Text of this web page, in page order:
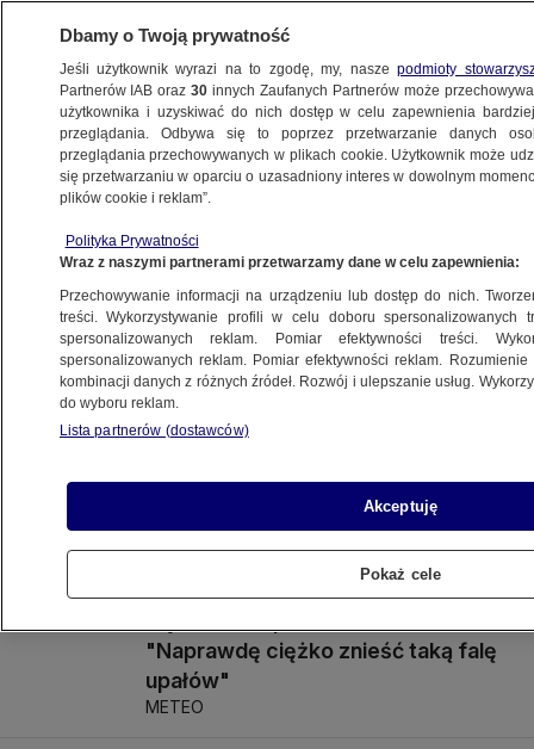
LATO
Lato przez pół roku? To nieodległa
perspektywa
METEO
Kolejki do aquaparków, poszukiwania
cienia. Upał opanował Czechy
METEO
Od kwietnia życie w wodzie straciło
ponad 150
METEO
"Naprawdę ciężko znieść taką falę
upałów"
METEO
Dbamy o Twoją prywatność
Jeśli użytkownik wyrazi na to zgodę, my, naszepodmioty
Partnerów IAB oraz30 innych Zaufanych Partnerów może
użytkownika i uzyskiwać do nich dostęp w celu zapewnienia
przeglądania. Odbywa się to poprzez przetwarzanie danych
przeglądania przechowywanych w plikach cookie. Użytkownik może
się przetwarzaniu w oparciu o uzasadniony interes w dowolnym
plików cookie i reklam”.
Polityka Prywatności
Wraz z naszymi partnerami przetwarzamy dane w celu zapewnienia:
Przechowywanie informacji na urządzeniu lub dostęp do nich.
treści. Wykorzystywanie profili w celu doboru spersonalizowanych
spersonalizowanych reklam. Pomiar efektywności treści.
spersonalizowanych reklam. Pomiar efektywności reklam.
kombinacji danych z różnych źródeł. Rozwój i ulepszanie usług.
do wyboru reklam.
Lista partnerów (dostawców)
Akceptuję
Pokaż cele